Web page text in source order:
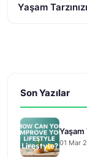
Yaşam
Son Yazılar
Yaşam
01 Mar